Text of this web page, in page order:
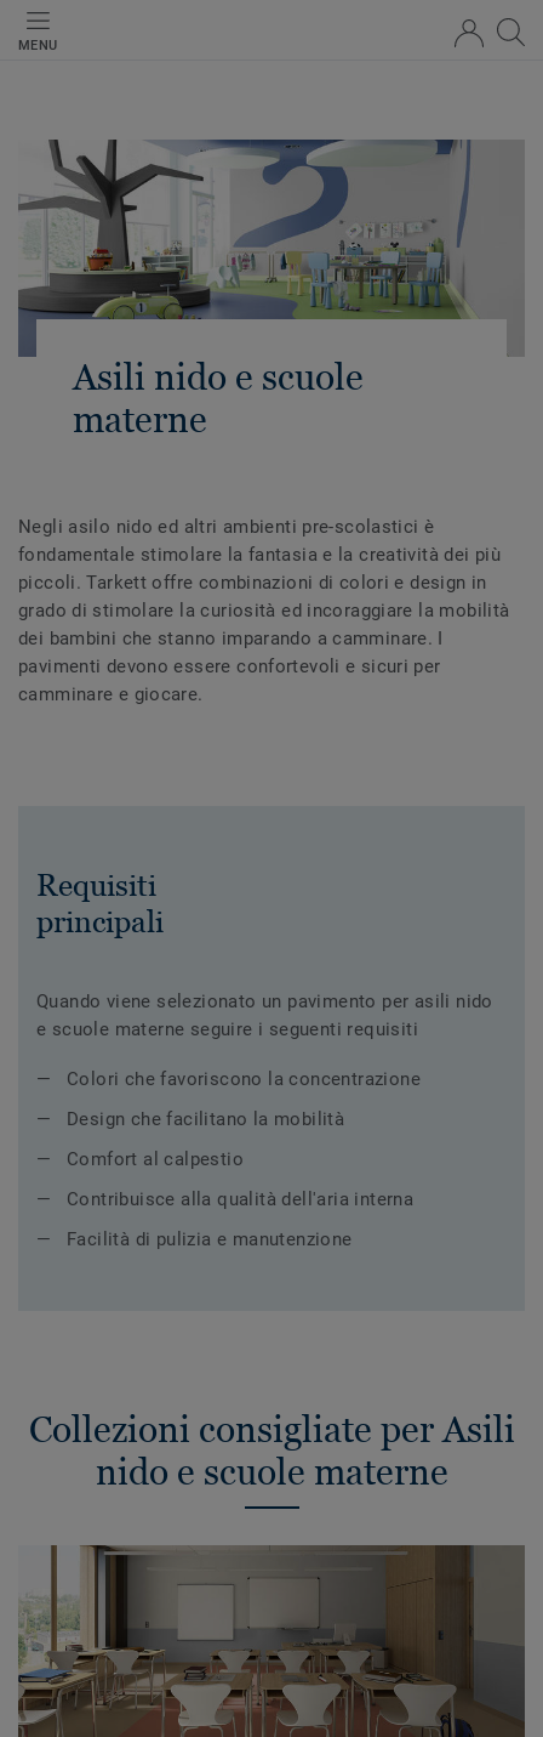
MENU
Asili nido e scuole
materne
Negli asilo nido ed altri ambienti pre-scolastici è
fondamentale stimolare la fantasia e la creatività dei più
piccoli. Tarkett offre combinazioni di colori e design in
grado di stimolare la curiosità ed incoraggiare la mobilità
dei bambini che stanno imparando a camminare. I
pavimenti devono essere confortevoli e sicuri per
camminare e giocare.
Requisiti
principali
Quando viene selezionato un pavimento per asili nido
e scuole materne seguire i seguenti requisiti
Colori che favoriscono la concentrazione
Design che facilitano la mobilità
Comfort al calpestio
Contribuisce alla qualità dell'aria interna
Facilità di pulizia e manutenzione
Collezioni consigliate per Asili
nido e scuole materne